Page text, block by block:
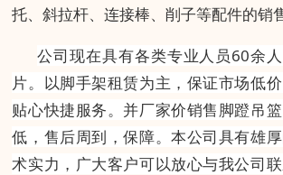
托、斜拉杆、连接棒、削子等配件的销
公司现在具有各类专业人员60余
片。以脚手架租赁为主，保证市场低
贴心快捷服务。并厂家价销售脚蹬吊
低，售后周到，保障。本公司具有雄
术实力，广大客户可以放心与我公司